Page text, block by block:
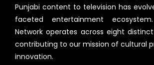
Punjabi content to television has
faceted entertainment
Network operates across eight
contributing to our mission of cultural
innovation.